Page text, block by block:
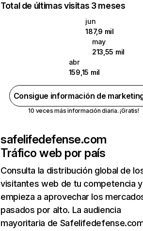
Total de últimas visitas 3 meses
jun
187,9 mil
may
213,55 mil
abr
159,15 mil
Consigue información de
10 veces más información diaria. ¡Gratis!
safelifedefense.com
Tráfico web por país
Consulta la distribución global de
visitantes web de tu competencia y
empieza a aprovechar los
pasados por alto. La audiencia
mayoritaria de